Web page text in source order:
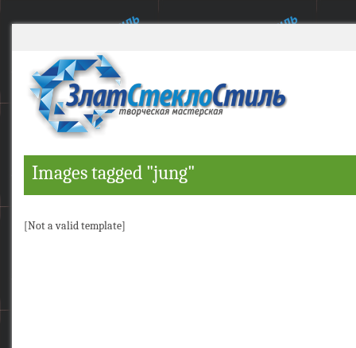
Images tagged "jung"
[Not a valid template]